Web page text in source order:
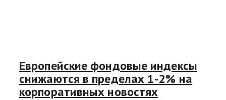
Европейские фондовые индексы
снижаются в пределах 1-2% на
корпоративных новостях